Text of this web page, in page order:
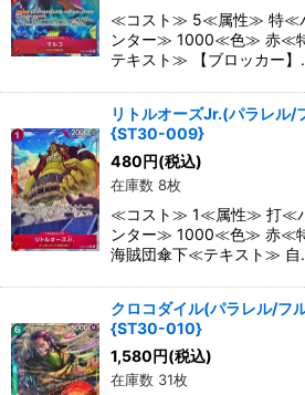
≪コスト≫ 5≪属性≫ 特≪
ンター≫ 1000≪色≫ 赤≪
テキスト≫ 【ブロッカー
リトルオーズJr.(パラレル/
{ST30-009}
480円(税込)
在庫数 8枚
≪コスト≫ 1≪属性≫ 打≪
ンター≫ 1000≪色≫ 赤≪
海賊団傘下≪テキスト≫
クロコダイル(パラレル/フ
{ST30-010}
1,580円(税込)
在庫数 31枚